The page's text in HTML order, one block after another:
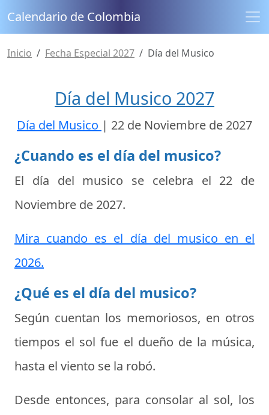
Calendario de Colombia
Inicio Fecha Especial 2027 Día del Musico
Día del Musico 2027
Día del Musico | 22 de Noviembre de 2027
¿Cuando es el día del musico?
El día del musico se celebra el 22 de
Noviembre de 2027.
Mira cuando es el día del musico en el
2026.
¿Qué es el día del musico?
Según cuentan los memoriosos, en otros
tiempos el sol fue el dueño de la música,
hasta el viento se la robó.
Desde entonces, para consolar al sol, los